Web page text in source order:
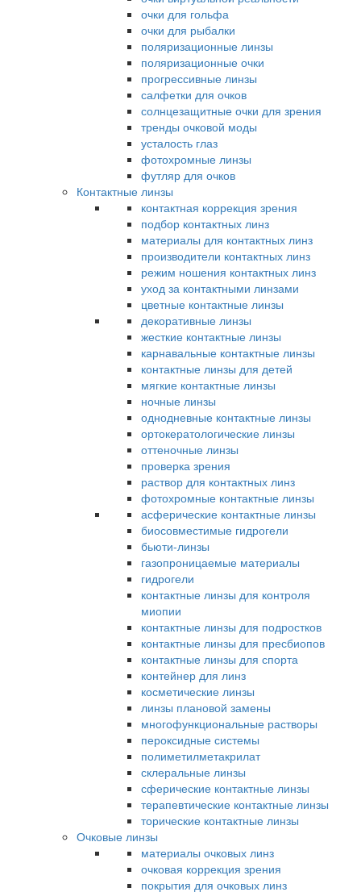
очки для гольфа
очки для рыбалки
поляризационные линзы
поляризационные очки
прогрессивные линзы
салфетки для очков
солнцезащитные очки для зрения
тренды очковой моды
усталость глаз
фотохромные линзы
футляр для очков
Контактные линзы
контактная коррекция зрения
подбор контактных линз
материалы для контактных линз
производители контактных линз
режим ношения контактных линз
уход за контактными линзами
цветные контактные линзы
декоративные линзы
жесткие контактные линзы
карнавальные контактные линзы
контактные линзы для детей
мягкие контактные линзы
ночные линзы
однодневные контактные линзы
ортокератологические линзы
оттеночные линзы
проверка зрения
раствор для контактных линз
фотохромные контактные линзы
асферические контактные линзы
биосовместимые гидрогели
бьюти-линзы
газопроницаемые материалы
гидрогели
контактные линзы для контроля
миопии
контактные линзы для подростков
контактные линзы для пресбиопов
контактные линзы для спорта
контейнер для линз
косметические линзы
линзы плановой замены
многофункциональные растворы
пероксидные системы
полиметилметакрилат
склеральные линзы
сферические контактные линзы
терапевтические контактные линзы
торические контактные линзы
Очковые линзы
материалы очковых линз
очковая коррекция зрения
покрытия для очковых линз